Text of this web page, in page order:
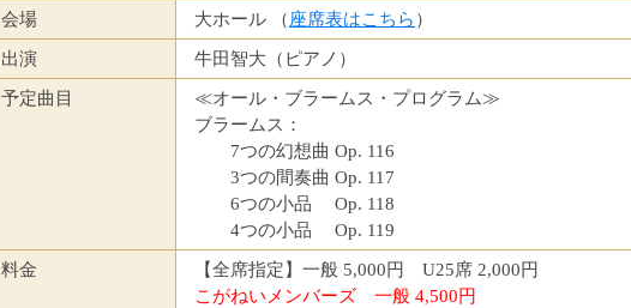
会場 大ホール （座席表はこちら ）
出演 牛田智大（ピアノ）
予定曲目
≪オール・ブラームス・プログラム≫
ブラームス：
7つの幻想曲 Op. 116
3つの間奏曲 Op. 117
6つの小品 Op. 118
4つの小品 Op. 119
料金
【全席指定】一般 5,000円 U25席 2,000円
こがねいメンバーズ 一般 4,500円